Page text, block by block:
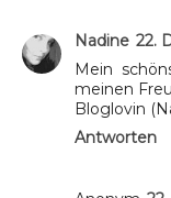
Nadine 22.
Mein
meinen
Bloglovin
Antworten